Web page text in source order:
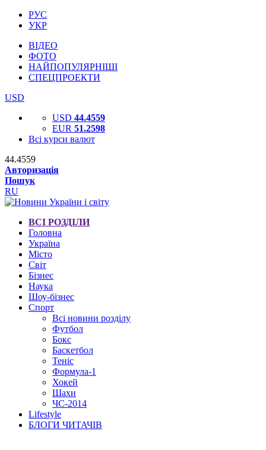
РУС
УКР
ВІДЕО
ФОТО
НАЙПОПУЛЯРНІШІ
СПЕЦПРОЕКТИ
USD
USD 44.4559
EUR 51.2598
Всі курси валют
44.4559
Авторизація
Пошук
RU
ВСІ РОЗДІЛИ
Головна
Україна
Місто
Світ
Бізнес
Наука
Шоу-бізнес
Спорт
Всі новини розділу
Футбол
Бокс
Баскетбол
Теніс
Формула-1
Хокей
Шахи
ЧС-2014
Lifestyle
БЛОГИ ЧИТАЧІВ